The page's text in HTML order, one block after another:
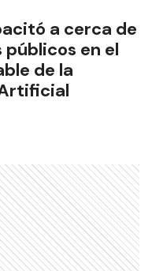
a cerca de
en el
de la